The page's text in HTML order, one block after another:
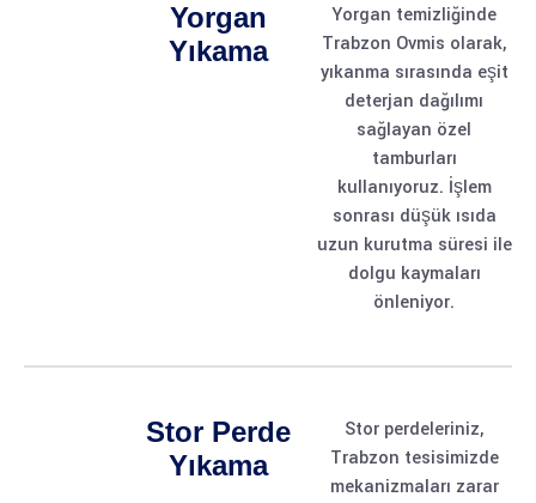
Yorgan
Yıkama
Yorgan temizliğinde
Trabzon Ovmis olarak,
yıkanma sırasında eşit
deterjan dağılımı
sağlayan özel
tamburları
kullanıyoruz. İşlem
sonrası düşük ısıda
uzun kurutma süresi ile
dolgu kaymaları
önleniyor.
Stor Perde
Yıkama
Stor perdeleriniz,
Trabzon tesisimizde
mekanizmaları zarar